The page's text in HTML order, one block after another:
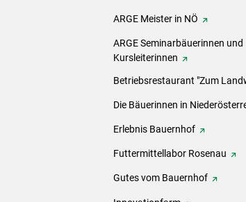
ARGE Meister in NÖ
ARGE Seminarbäuerinnen und
Kursleiterinnen
Betriebsrestaurant "Zum
Die Bäuerinnen in
Erlebnis Bauernhof
Futtermittellabor Rosenau
Gutes vom Bauernhof